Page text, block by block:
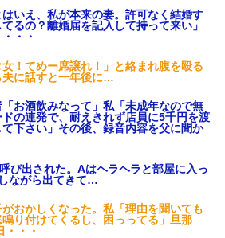
いえ、私が本来の妻。許可なく結婚す
るの？離婚届を記入して持って来い」
・・
！てめー席譲れ！」と絡まれ腹を殴る
夫に話すと一年後に…
お酒飲みなって」私「未成年なので無
の連発で、耐えきれず店員に5千円を渡
下さい」その後、録音内容を父に聞か
び出された。Aはヘラヘラと部屋に入っ
ながら出てきて…
おかしくなった。私「理由を聞いても
鳴り付けてくるし、困っってる」旦那
・・・